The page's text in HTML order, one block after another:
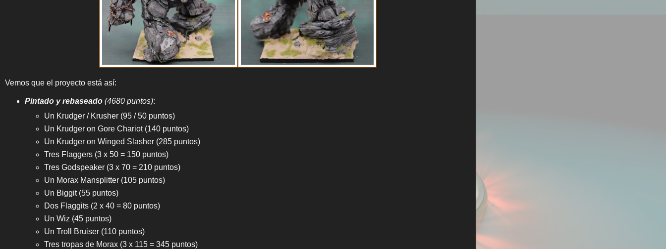
Vemos que el proyecto está así:
Pintado y rebaseado (4680 puntos):
Un Krudger / Krusher (95 / 50 puntos)
Un Krudger on Gore Chariot (140 puntos)
Un Krudger on Winged Slasher (285 puntos)
Tres Flaggers (3 x 50 = 150 puntos)
Tres Godspeaker (3 x 70 = 210 puntos)
Un Morax Mansplitter (105 puntos)
Un Biggit (55 puntos)
Dos Flaggits (2 x 40 = 80 puntos)
Un Wiz (45 puntos)
Un Troll Bruiser (110 puntos)
Tres tropas de Morax (3 x 115 = 345 puntos)